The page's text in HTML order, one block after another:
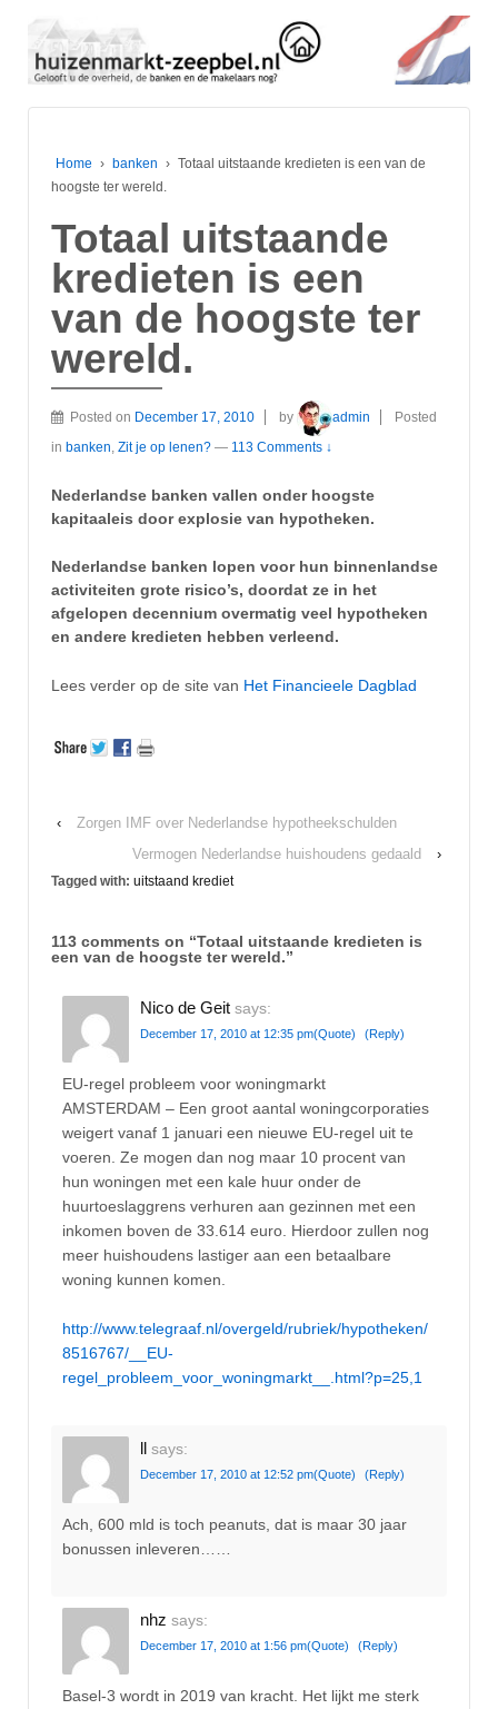
Home › banken › Totaal uitstaande kredieten is een van de
hoogste ter wereld.
Totaal uitstaande
kredieten is een
van de hoogste ter
wereld.
Posted on December 17, 2010 by admin
Posted
in banken Zit je op lenen? — 113 Comments ↓
Nederlandse banken vallen onder hoogste
kapitaaleis door explosie van hypotheken.
Nederlandse banken lopen voor hun binnenlandse
activiteiten grote risico’s, doordat ze in het
afgelopen decennium overmatig veel hypotheken
en andere kredieten hebben verleend.
Lees verder op de site van Het Financieele Dagblad
‹
Zorgen IMF over Nederlandse hypotheekschulden
Vermogen Nederlandse huishoudens gedaald
›
Tagged with: uitstaand krediet
113 comments on “Totaal uitstaande kredieten is
een van de hoogste ter wereld.”
Nico de Geit says:
December 17, 2010 at 12:35 pm(Quote) (Reply)
EU-regel probleem voor woningmarkt
AMSTERDAM – Een groot aantal woningcorporaties
weigert vanaf 1 januari een nieuwe EU-regel uit te
voeren. Ze mogen dan nog maar 10 procent van
hun woningen met een kale huur onder de
huurtoeslaggrens verhuren aan gezinnen met een
inkomen boven de 33.614 euro. Hierdoor zullen nog
meer huishoudens lastiger aan een betaalbare
woning kunnen komen.
http://www.telegraaf.nl/overgeld/rubriek/hypotheken/
8516767/__EU-
regel_probleem_voor_woningmarkt__.html?p=25,1
ll says:
December 17, 2010 at 12:52 pm(Quote) (Reply)
Ach, 600 mld is toch peanuts, dat is maar 30 jaar
bonussen inleveren……
nhz says:
December 17, 2010 at 1:56 pm(Quote) (Reply)
Basel-3 wordt in 2019 van kracht. Het lijkt me sterk